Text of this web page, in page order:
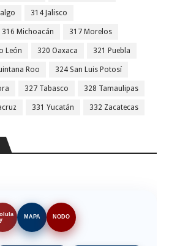
314 Jalisco
316 Michoacán 317 Morelos
León 320 Oaxaca 321 Puebla
Roo 324 San Luis Potosí
327 Tabasco 328 Tamaulipas
331 Yucatán 332 Zacatecas
MAPA NODO